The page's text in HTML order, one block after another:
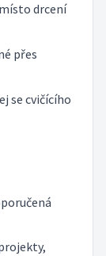
drcení
přes
se cvičícího